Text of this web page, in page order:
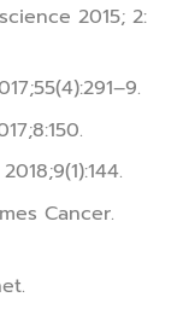
2015; 2:
Cancer.